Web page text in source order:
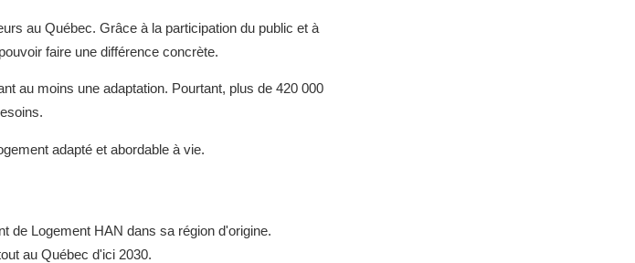
au Québec. Grâce à la participation du public et à
faire une différence concrète.
au moins une adaptation. Pourtant, plus de 420 000
adapté et abordable à vie.
de Logement HAN dans sa région d'origine.
au Québec d'ici 2030.